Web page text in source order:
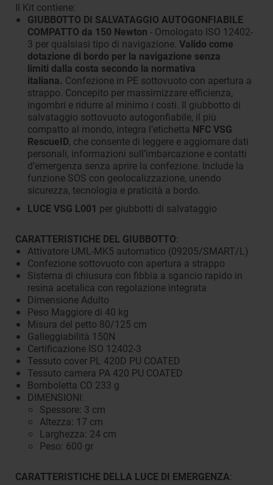
Il Kit contiene:
GIUBBOTTO DI SALVATAGGIO AUTOGONFIABILE
COMPATTO da 150 Newton - Omologato ISO 12402-
3 per qualsiasi tipo di navigazione. Valido come
dotazione di bordo per la navigazione senza
limiti dalla costa secondo la normativa
italiana. Confezione in PE sottovuoto con apertura a
strappo. Concepito per massimizzare efficienza,
ingombri e ridurre al minimo i costi. Il giubbotto di
salvataggio sottovuoto autogonfiabile, il più
compatto al mondo, integra l’etichetta NFC VSG
RescueID, che consente di leggere e aggiornare dati
personali, informazioni sull’imbarcazione e contatti
d’emergenza senza aprire la confezione. Include la
funzione SOS con geolocalizzazione, unendo
sicurezza, tecnologia e praticità a bordo.
LUCE VSG L001 per giubbotti di salvataggio
CARATTERISTICHE DEL GIUBBOTTO:
Attivatore UML-MK5 automatico (09205/SMART/L)
Confezione sottovuoto con apertura a strappo
Sistema di chiusura con fibbia a sgancio rapido in
resina acetalica con regolazione integrata
Dimensione Adulto
Peso Maggiore di 40 kg
Misura del petto 80/125 cm
Galleggiabilità 150N
Certificazione ISO 12402-3
Tessuto cover PL 420D PU COATED
Tessuto camera PA 420 PU COATED
Bomboletta CO 233 g
DIMENSIONI:
Spessore: 3 cm
Altezza: 17 cm
Larghezza: 24 cm
Peso: 600 gr
CARATTERISTICHE DELLA LUCE DI EMERGENZA: